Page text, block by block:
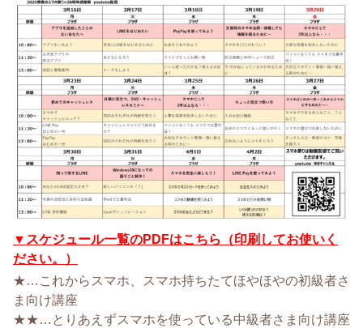
▼スケジュール一覧のPDFはこちら（印刷してお使いく
ださい。）
★…これからスマホ、スマホ持ちたてほやほやの初級者さ
ま向け講座
★★…とりあえずスマホを使っている中級者さま向け講座